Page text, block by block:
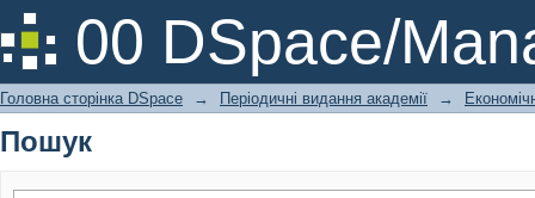
00 DSpace/
Пошук
Головна сторінка DSpace → Періодичні видання академії →
Пошук